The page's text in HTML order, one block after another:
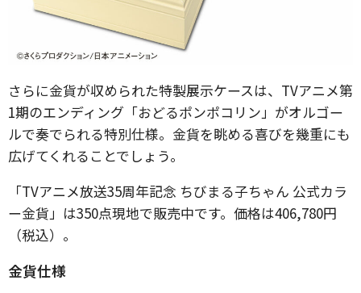
さらに金貨が収められた特製展示ケースは、TVアニメ第
1期のエンディング「おどるポンポコリン」がオルゴー
ルで奏でられる特別仕様。金貨を眺める喜びを幾重にも
広げてくれることでしょう。
「TVアニメ放送35周年記念 ちびまる子ちゃん 公式カラ
ー金貨」は350点現地で販売中です。価格は406,780円
（税込）。
金貨仕様